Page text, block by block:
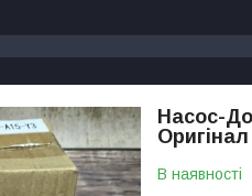
Насос-
Оригінал
В наявності